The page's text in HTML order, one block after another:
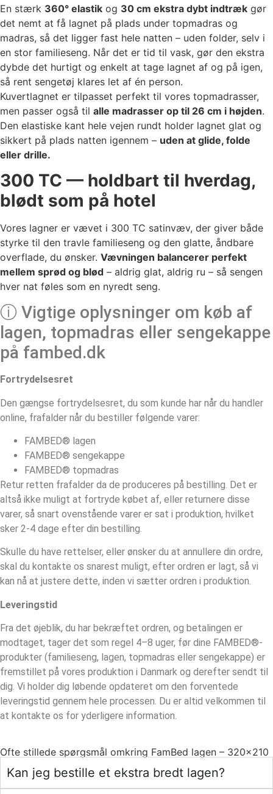
En stærk 360° elastik og 30 cm ekstra dybt indtræk gør
det nemt at få lagnet på plads under topmadras og
madras, så det ligger fast hele natten – uden folder, selv i
en stor familieseng. Når det er tid til vask, gør den ekstra
dybde det hurtigt og enkelt at tage lagnet af og på igen,
så rent sengetøj klares let af én person.
Kuvertlagnet er tilpasset perfekt til vores topmadrasser,
men passer også til alle madrasser op til 26 cm i højden.
Den elastiske kant hele vejen rundt holder lagnet glat og
sikkert på plads natten igennem – uden at glide, folde
eller drille.
300 TC — holdbart til hverdag,
blødt som på hotel
Vores lagner er vævet i 300 TC satinvæv, der giver både
styrke til den travle familieseng og den glatte, åndbare
overflade, du ønsker. Vævningen balancerer perfekt
mellem sprød og blød – aldrig glat, aldrig ru – så sengen
hver nat føles som en nyredt seng.
ⓘ Vigtige oplysninger om køb af
lagen, topmadras eller sengekappe
på fambed.dk
Fortrydelsesret
Den gængse fortrydelsesret, du som kunde har når du handler
online, frafalder når du bestiller følgende varer:
FAMBED® lagen
FAMBED® sengekappe
FAMBED® topmadras
Retur retten frafalder da de produceres på bestilling. Det er
altså ikke muligt at fortryde købet af, eller returnere disse
varer, så snart ovenstående varer er sat i produktion, hvilket
sker 2-4 dage efter din bestilling.
Skulle du have rettelser, eller ønsker du at annullere din ordre,
skal du kontakte os snarest muligt, efter ordren er lagt, så vi
kan nå at justere dette, inden vi sætter ordren i produktion.
Leveringstid
Fra det øjeblik, du har bekræftet ordren, og betalingen er
modtaget, tager det som regel 4–8 uger, før dine FAMBED®-
produkter (familieseng, lagen, topmadras eller sengekappe) er
fremstillet på vores produktion i Danmark og derefter sendt til
dig. Vi holder dig løbende opdateret om den forventede
leveringstid gennem hele processen. Du er altid velkommen til
at kontakte os for yderligere information.
Ofte stillede spørgsmål omkring FamBed lagen – 320×210
Kan jeg bestille et ekstra bredt lagen?